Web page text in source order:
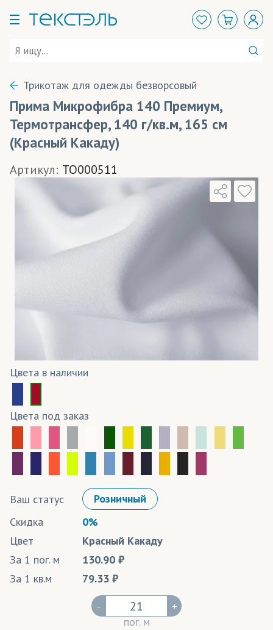
Трикотаж для одежды безворсовый
Прима Микрофибра 140 Премиум,
Термотрансфер, 140 г/кв.м, 165 см
(Красный Какаду)
Артикул: TO000511
Цвета в наличии
Цвета под заказ
Ваш статус
Розничный
Скидка
0%
Цвет
Красный Какаду
За 1 пог. м
130.90
За 1 кв.м
79.33
-
пог. м
+